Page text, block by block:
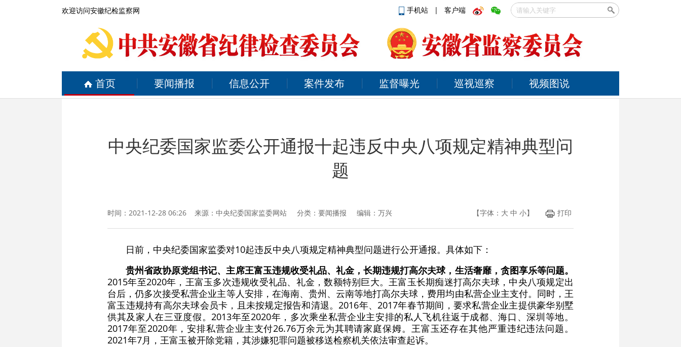
欢迎访问安徽纪检监察网 手机站 | 客户端
首页 要闻播报 信息公开 案件发布 监督曝光 巡视巡察 视频图说
中央纪委国家监委公开通报十起违反中央八项规定精神典型问
题
时间：2021-12-28 06:26 来源： 中央纪委国家监委网站 分类：要闻播报 编辑：万兴 【字体： 大 中 小】 打印
日前，中央纪委国家监委对10起违反中央八项规定精神典型问题进行公开通报。具体如下：
贵州省政协原党组书记、主席王富玉违规收受礼品、礼金，长期违规打高尔夫球，生活奢靡，贪图享乐等问题。
2015年至2020年，王富玉多次违规收受礼品、礼金，数额特别巨大。王富玉长期痴迷打高尔夫球，中央八项规定出
台后，仍多次接受私营企业主等人安排，在海南、贵州、云南等地打高尔夫球，费用均由私营企业主支付。同时，王
富玉违规持有高尔夫球会员卡，且未按规定报告和清退。2016年、2017年春节期间，要求私营企业主提供豪华别墅
供其及家人在三亚度假。2013年至2020年，多次乘坐私营企业主安排的私人飞机往返于成都、海口、深圳等地。
2017年至2020年，安排私营企业主支付26.76万余元为其聘请家庭保姆。王富玉还存在其他严重违纪违法问题。
2021年7月，王富玉被开除党籍，其涉嫌犯罪问题被移送检察机关依法审查起诉。